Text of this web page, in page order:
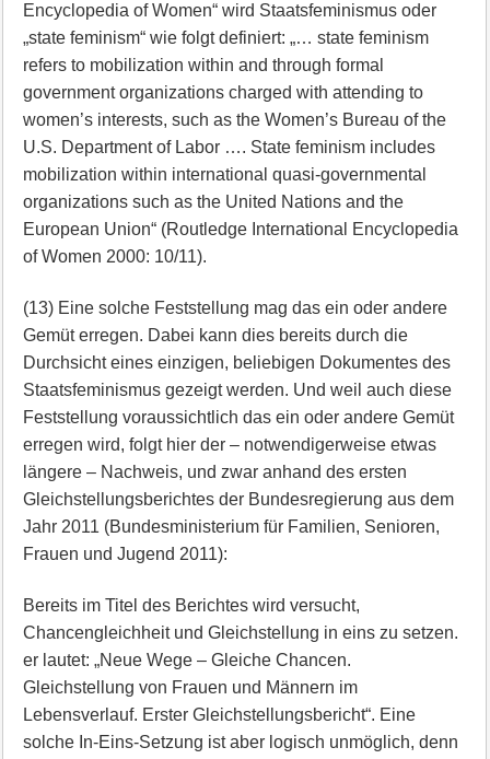
Encyclopedia of Women“ wird Staatsfeminismus oder
„state feminism“ wie folgt definiert: „… state feminism
refers to mobilization within and through formal
government organizations charged with attending to
women’s interests, such as the Women’s Bureau of the
U.S. Department of Labor …. State feminism includes
mobilization within international quasi-governmental
organizations such as the United Nations and the
European Union“ (Routledge International Encyclopedia
of Women 2000: 10/11).
(13) Eine solche Feststellung mag das ein oder andere
Gemüt erregen. Dabei kann dies bereits durch die
Durchsicht eines einzigen, beliebigen Dokumentes des
Staatsfeminismus gezeigt werden. Und weil auch diese
Feststellung voraussichtlich das ein oder andere Gemüt
erregen wird, folgt hier der – notwendigerweise etwas
längere – Nachweis, und zwar anhand des ersten
Gleichstellungsberichtes der Bundesregierung aus dem
Jahr 2011 (Bundesministerium für Familien, Senioren,
Frauen und Jugend 2011):
Bereits im Titel des Berichtes wird versucht,
Chancengleichheit und Gleichstellung in eins zu setzen.
er lautet: „Neue Wege – Gleiche Chancen.
Gleichstellung von Frauen und Männern im
Lebensverlauf. Erster Gleichstellungsbericht“. Eine
solche In-Eins-Setzung ist aber logisch unmöglich, denn